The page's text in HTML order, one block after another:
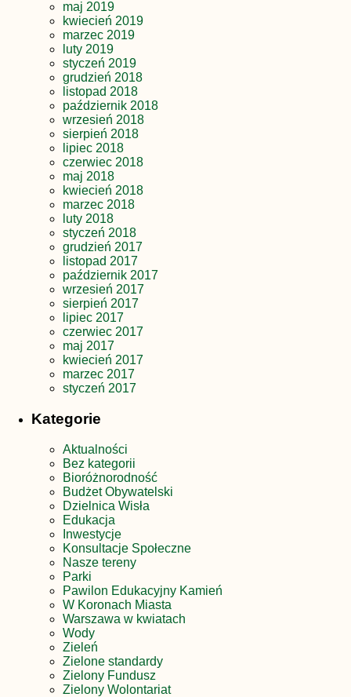
maj 2019
kwiecień 2019
marzec 2019
luty 2019
styczeń 2019
grudzień 2018
listopad 2018
październik 2018
wrzesień 2018
sierpień 2018
lipiec 2018
czerwiec 2018
maj 2018
kwiecień 2018
marzec 2018
luty 2018
styczeń 2018
grudzień 2017
listopad 2017
październik 2017
wrzesień 2017
sierpień 2017
lipiec 2017
czerwiec 2017
maj 2017
kwiecień 2017
marzec 2017
styczeń 2017
Kategorie
Aktualności
Bez kategorii
Bioróżnorodność
Budżet Obywatelski
Dzielnica Wisła
Edukacja
Inwestycje
Konsultacje Społeczne
Nasze tereny
Parki
Pawilon Edukacyjny Kamień
W Koronach Miasta
Warszawa w kwiatach
Wody
Zieleń
Zielone standardy
Zielony Fundusz
Zielony Wolontariat